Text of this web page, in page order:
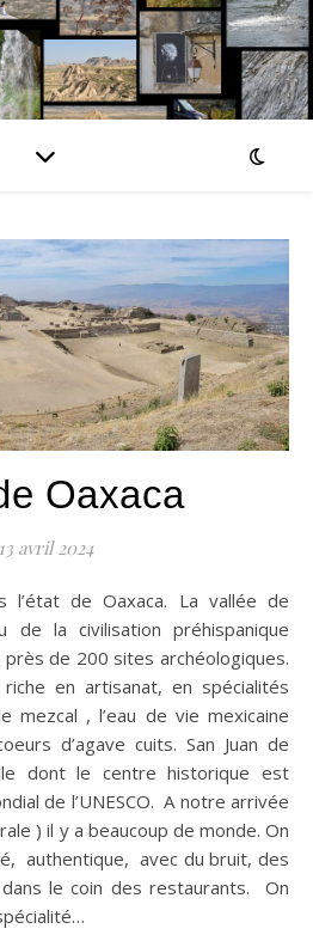
Oaxaca
13 avril 2024
de la civilisation préhispanique
de 200 sites archéologiques.
en artisanat, en spécialités
mezcal , l’eau de vie mexicaine
d’agave cuits. San Juan de
dont le centre historique est
de l’UNESCO. A notre arrivée
) il y a beaucoup de monde. On
authentique, avec du bruit, des
le coin des restaurants. On